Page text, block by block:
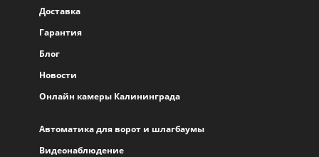
Доставка
Гарантия
Блог
Новости
Онлайн камеры Калининграда
Автоматика для ворот и шлагбаумы
Видеонаблюдение